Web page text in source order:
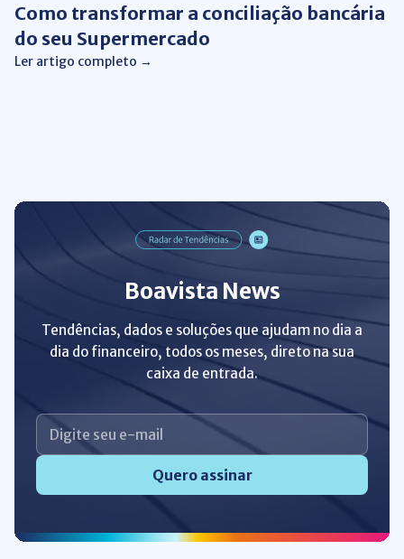
Como transformar a conciliação bancária
do seu Supermercado
Ler artigo completo →
Boavista News
Tendências, dados e soluções que ajudam no dia a
dia do financeiro, todos os meses, direto na sua
caixa de entrada.
Quero assinar